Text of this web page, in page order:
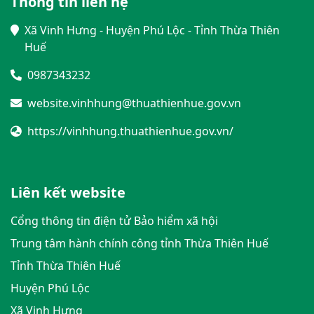
doanh nghiệp phải nộp
Nam phải được kiểm dịch;...
hiệu lực thi hành từ tháng
Xã Vinh Hưng - Huyện Phú Lộc - Tỉnh Thừa Thiên
Huế
0987343232
website.vinhhung@thuathienhue.gov.vn
https://vinhhung.thuathienhue.gov.vn/
Liên kết website
Cổng thông tin điện tử Bảo hiểm xã hội
Trung tâm hành chính công tỉnh Thừa Thiên Huế
Tỉnh Thừa Thiên Huế
Huyện Phú Lộc
Xã Vinh Hưng